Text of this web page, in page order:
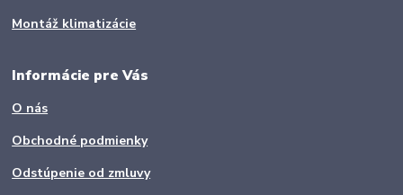
Montáž klimatizácie
Informácie pre Vás
O nás
Obchodné podmienky
Odstúpenie od zmluvy